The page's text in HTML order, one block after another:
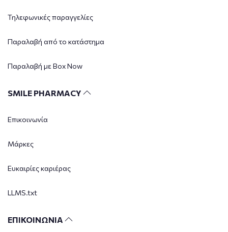
Τηλεφωνικές παραγγελίες
Παραλαβή από το κατάστημα
Παραλαβή με Box Now
SMILE PHARMACY
Επικοινωνία
Μάρκες
Ευκαιρίες καριέρας
LLMS.txt
ΕΠΙΚΟΙΝΩΝΙΑ